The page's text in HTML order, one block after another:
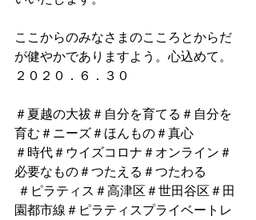
ここからのみなさまのこころとからだ
が健やかでありますよう。心込めて。
２０２０．６．３０
＃夏越の大祓＃自分を育てる＃自分を
育む＃ニーズ＃ほんもの＃真心
＃時代＃ウイズコロナ＃オンライン＃
必要なもの＃つたえる＃つたわる
園都市線＃ピラティスプライベートレ